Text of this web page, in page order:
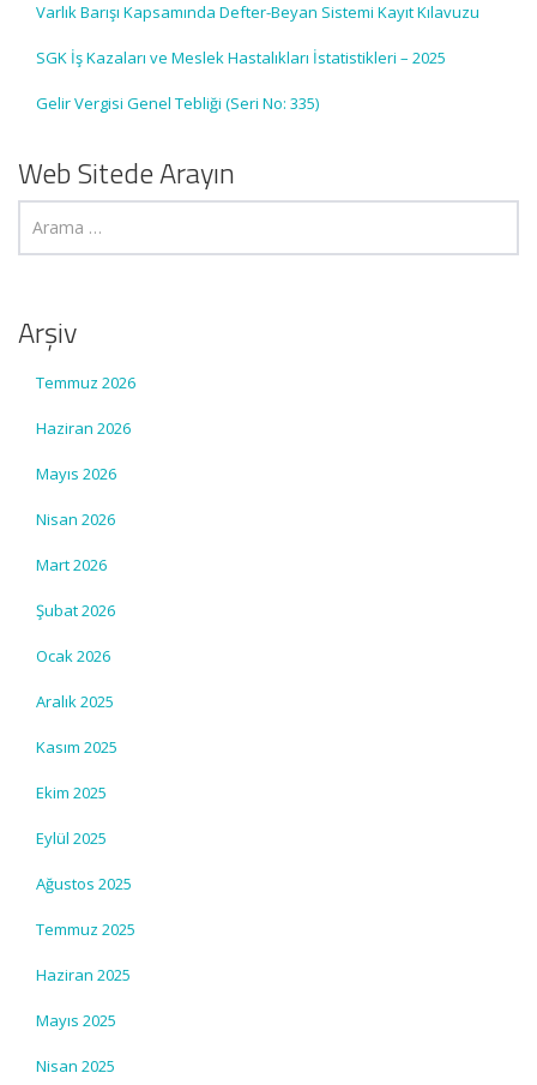
Varlık Barışı Kapsamında Defter-Beyan Sistemi Kayıt Kılavuzu
SGK İş Kazaları ve Meslek Hastalıkları İstatistikleri – 2025
Gelir Vergisi Genel Tebliği (Seri No: 335)
Web Sitede Arayın
Arşiv
Temmuz 2026
Haziran 2026
Mayıs 2026
Nisan 2026
Mart 2026
Şubat 2026
Ocak 2026
Aralık 2025
Kasım 2025
Ekim 2025
Eylül 2025
Ağustos 2025
Temmuz 2025
Haziran 2025
Mayıs 2025
Nisan 2025